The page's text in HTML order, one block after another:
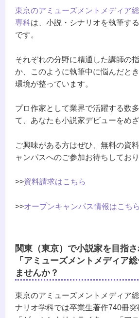
東京のアミューズメントメディア
専科は、小説・シナリオを執筆す
です。
それぞれの分野に精通した講師の
か、このように執筆中に悩んだと
環境が整っています。
プロ作家として業界で活躍する数
て、あなたも小説家デビューをめ
ご興味がある方はぜひ、無料の資
ャンパスへのご参加お待ちしており
>>資料請求はこちら
>>オープンキャンパス情報はこちら
関東（東京）で小説家を目指
「アミューズメントメディア
ませんか？
東京のアミューズメントメディア
ナリオ学科では卒業生著作740冊突